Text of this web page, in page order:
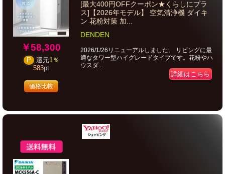
￥58,300
P 還元1％
583pt
価格比較
[最大400円OFFクーポン★くらしにプラ
ス]【2026年モデル】 空気清浄機 ダイキ
ン 花粉対策 加...
DENDEN
2026/1/26リニューアルしました。 リビングに最
適なタワー型ハイグレードタイプです。花粉やハ
ウスダ...
詳細はこちら